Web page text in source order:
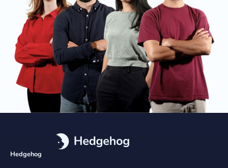
Hedgehog